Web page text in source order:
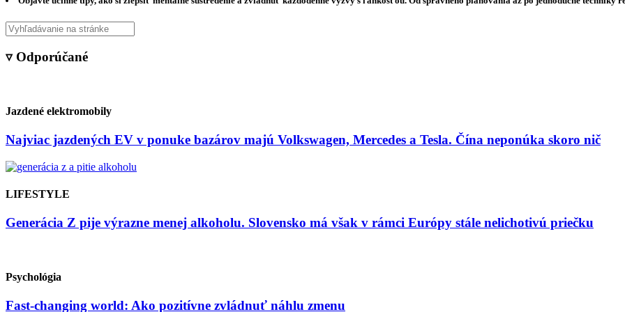
▿ Odporúčané
Jazdené elektromobily
Najviac jazdených EV v ponuke bazárov majú Volkswagen, Mercedes a Tesla. Čína neponúka skoro nič
LIFESTYLE
Generácia Z pije výrazne menej alkoholu. Slovensko má však v rámci Európy stále nelichotivú priečku
Psychológia
Fast-changing world: Ako pozitívne zvládnuť náhlu zmenu